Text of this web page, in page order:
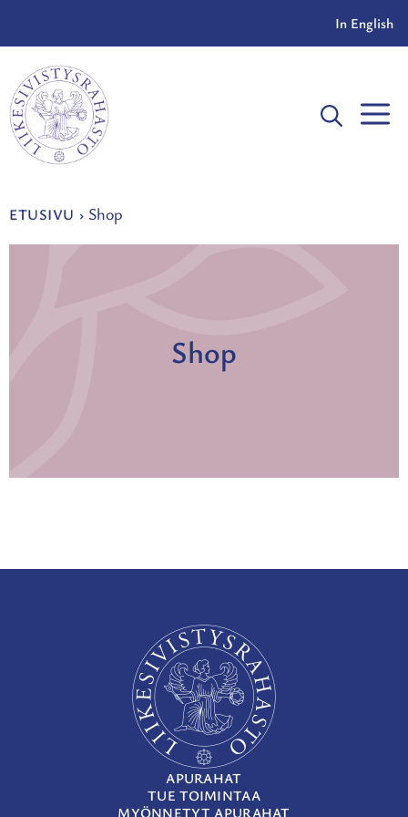
In English
ETUSIVU › Shop
Shop
APURAHAT
TUE TOIMINTAA
MYÖNNETYT APURAHAT